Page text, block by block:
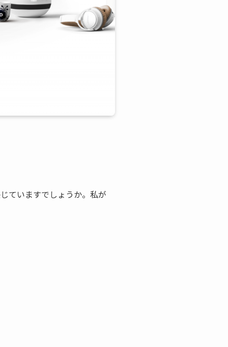
ていますでしょうか。私が